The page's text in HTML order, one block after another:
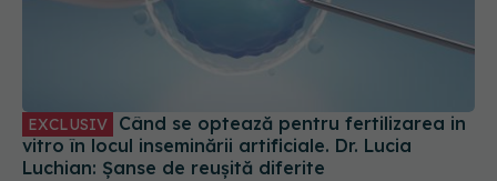
EXCLUSIV
vitro în locul inseminării artificiale. Dr. Lucia
Luchian: Șanse de reușită diferite